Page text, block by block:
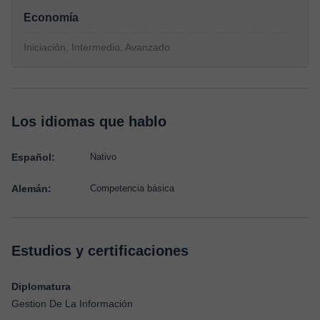
Economía
Iniciación, Intermedio, Avanzado
Los idiomas que hablo
Español: Nativo
Alemán: Competencia básica
Estudios y certificaciones
Diplomatura
Gestion De La Información